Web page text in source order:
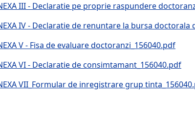
III - Declaratie pe proprie raspundere
IV - Declaratie de renuntare la bursa
V - Fisa de evaluare doctoranzi_156040.pdf
VI - Declaratie de consimtamant_156040.pdf
VII_Formular de inregistrare grup